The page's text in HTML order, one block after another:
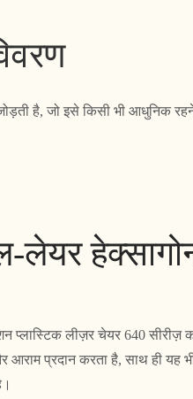
है, जो इसे किसी भी आधुनिक
लेयर
प्लास्टिक लीज़र चेयर 640 सीरीज़
आराम प्रदान करता है, साथ ही यह